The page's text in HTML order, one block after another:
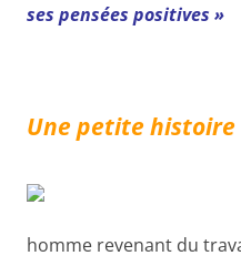
ses pensées positives »
Une petite histoire
homme revenant du